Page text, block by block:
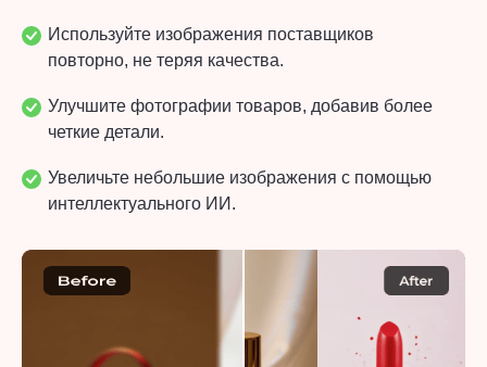
Используйте изображения поставщиков
повторно, не теряя качества.
Улучшите фотографии товаров, добавив более
четкие детали.
Увеличьте небольшие изображения с помощью
интеллектуального ИИ.